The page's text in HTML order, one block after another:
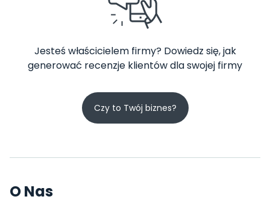
Jesteś właścicielem firmy? Dowiedz się, jak
generować recenzje klientów dla swojej firmy
Czy to Twój biznes?
O Nas